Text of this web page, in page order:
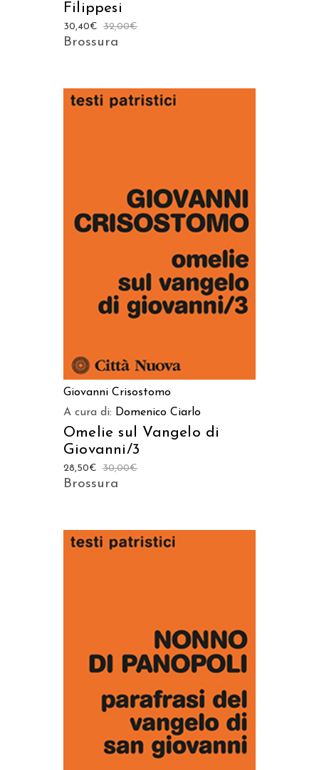
Filippesi
32,00€
30,40€
Brossura
AGGIUNGI AL CARRELLO
Giovanni Crisostomo
A cura di: Domenico Ciarlo
Omelie sul Vangelo di
Giovanni/3
30,00€
28,50€
Brossura
AGGIUNGI AL CARRELLO